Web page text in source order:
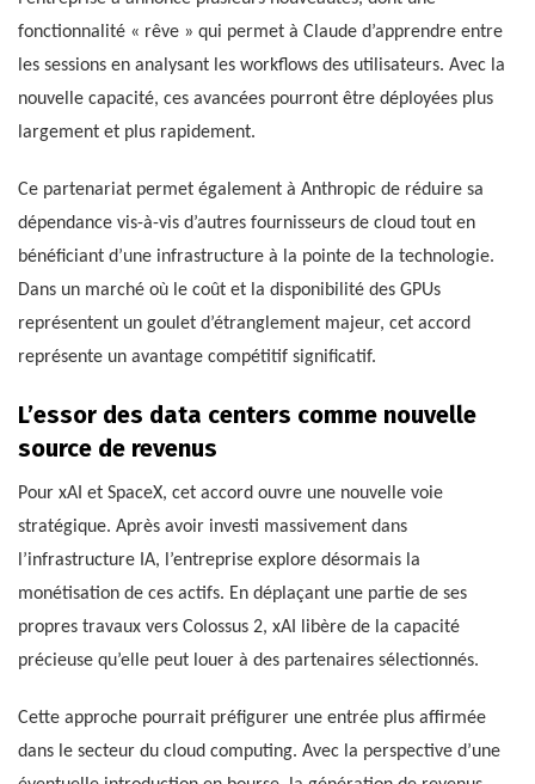
fonctionnalité « rêve » qui permet à Claude d’apprendre entre
les sessions en analysant les workflows des utilisateurs. Avec la
nouvelle capacité, ces avancées pourront être déployées plus
largement et plus rapidement.
Ce partenariat permet également à Anthropic de réduire sa
dépendance vis-à-vis d’autres fournisseurs de cloud tout en
bénéficiant d’une infrastructure à la pointe de la technologie.
Dans un marché où le coût et la disponibilité des GPUs
représentent un goulet d’étranglement majeur, cet accord
représente un avantage compétitif significatif.
L’essor des data centers comme nouvelle
source de revenus
Pour xAI et SpaceX, cet accord ouvre une nouvelle voie
stratégique. Après avoir investi massivement dans
l’infrastructure IA, l’entreprise explore désormais la
monétisation de ces actifs. En déplaçant une partie de ses
propres travaux vers Colossus 2, xAI libère de la capacité
précieuse qu’elle peut louer à des partenaires sélectionnés.
Cette approche pourrait préfigurer une entrée plus affirmée
dans le secteur du cloud computing. Avec la perspective d’une